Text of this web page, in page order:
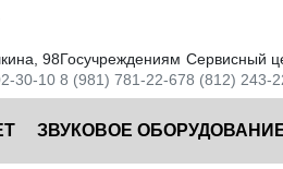
98
30-10
Госучреждениям
8 (981) 781-22-67
Сервисный
8 (812) 243-
ЗВУКОВОЕ